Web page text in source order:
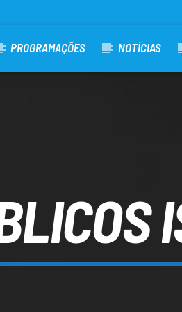
PROGRAMAÇÕES NOTÍCIAS